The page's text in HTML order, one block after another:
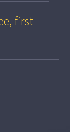
first